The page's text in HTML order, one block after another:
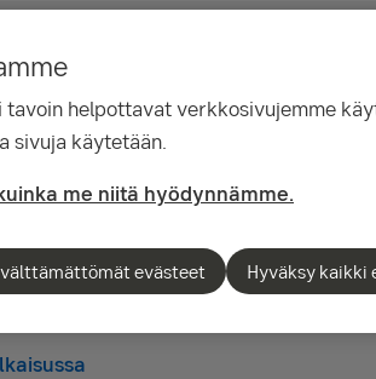
voimaa
vähemmän koronnostoja kuin
helpottavat verkkosivujemme
sivuja käytetään.
me niitä hyödynnämme.
evästeet Hyväksy kaikki